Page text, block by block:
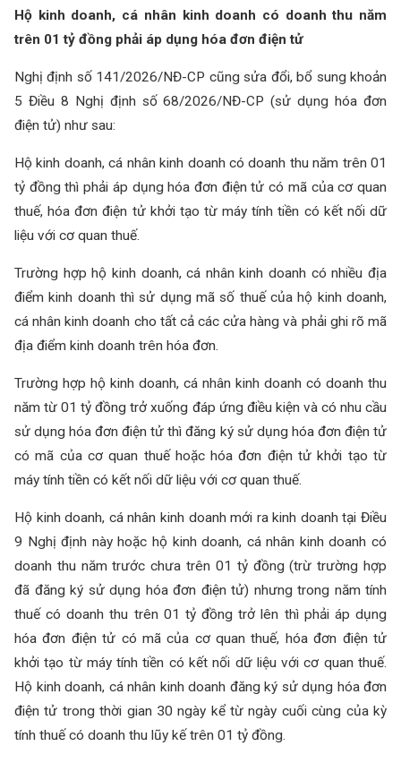
Hộ kinh doanh, cá nhân kinh doanh có doanh thu năm
trên 01 tỷ đồng phải áp dụng hóa đơn điện tử
Nghị định số 141/2026/NĐ-CP cũng sửa đổi, bổ sung khoản
5 Điều 8 Nghị định số 68/2026/NĐ-CP (sử dụng hóa đơn
điện tử) như sau:
Hộ kinh doanh, cá nhân kinh doanh có doanh thu năm trên 01
tỷ đồng thì phải áp dụng hóa đơn điện tử có mã của cơ quan
thuế, hóa đơn điện tử khởi tạo từ máy tính tiền có kết nối dữ
liệu với cơ quan thuế.
Trường hợp hộ kinh doanh, cá nhân kinh doanh có nhiều địa
điểm kinh doanh thì sử dụng mã số thuế của hộ kinh doanh,
cá nhân kinh doanh cho tất cả các cửa hàng và phải ghi rõ mã
địa điểm kinh doanh trên hóa đơn.
Trường hợp hộ kinh doanh, cá nhân kinh doanh có doanh thu
năm từ 01 tỷ đồng trở xuống đáp ứng điều kiện và có nhu cầu
sử dụng hóa đơn điện tử thì đăng ký sử dụng hóa đơn điện tử
có mã của cơ quan thuế hoặc hóa đơn điện tử khởi tạo từ
máy tính tiền có kết nối dữ liệu với cơ quan thuế.
Hộ kinh doanh, cá nhân kinh doanh mới ra kinh doanh tại Điều
9 Nghị định này hoặc hộ kinh doanh, cá nhân kinh doanh có
doanh thu năm trước chưa trên 01 tỷ đồng (trừ trường hợp
đã đăng ký sử dụng hóa đơn điện tử) nhưng trong năm tính
thuế có doanh thu trên 01 tỷ đồng trở lên thì phải áp dụng
hóa đơn điện tử có mã của cơ quan thuế, hóa đơn điện tử
khởi tạo từ máy tính tiền có kết nối dữ liệu với cơ quan thuế.
Hộ kinh doanh, cá nhân kinh doanh đăng ký sử dụng hóa đơn
điện tử trong thời gian 30 ngày kể từ ngày cuối cùng của kỳ
tính thuế có doanh thu lũy kế trên 01 tỷ đồng.